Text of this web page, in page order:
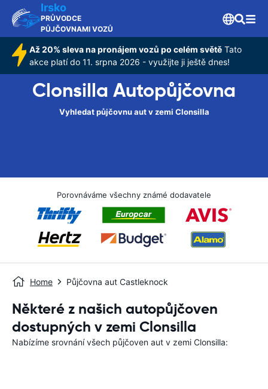
Irsko
PRŮVODCE
PŮJČOVNAMI VOZŮ
Až 20% sleva na pronájem vozů po celém světě Tato
akce platí do 11. srpna 2026 - využijte ji ještě dnes!
Clonsilla Autopůjčovna
Vyhledat půjčovnu aut v zemi Clonsilla
Porovnáváme všechny známé dodavatele
Home Půjčovna aut Castleknock
Některé z našich autopůjčoven
dostupných v zemi Clonsilla
Nabízíme srovnání všech půjčoven aut v zemi Clonsilla: